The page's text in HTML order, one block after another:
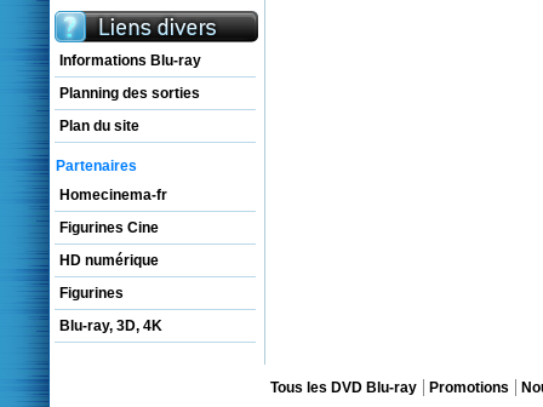
Informations Blu-ray
Planning des sorties
Plan du site
Partenaires
Homecinema-fr
Figurines Cine
HD numérique
Figurines
Blu-ray, 3D, 4K
Tous les DVD Blu-ray Promotions